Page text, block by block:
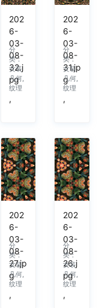
202
6-
03-
08-
32.j
pg
分
类：
女装
几何,
纹理
,
202
6-
03-
08-
31.jp
g
分
类：
女装
几何,
纹理
,
202
6-
03-
08-
27.jp
g
分
类：
女装
几何,
纹理
,
202
6-
03-
08-
26.j
pg
分
类：
女装
几何,
纹理
,